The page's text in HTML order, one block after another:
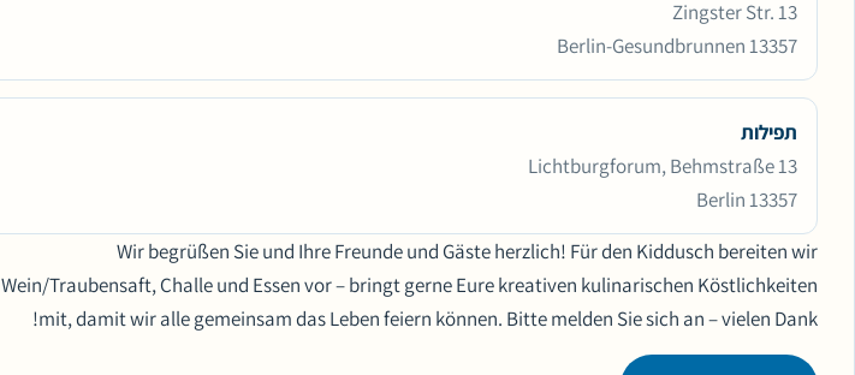
Zingster Str. 13
13357 Berlin-Gesundbrunnen
תפילות
Lichtburgforum, Behmstraße 13
13357 Berlin
Wir begrüßen Sie und Ihre Freunde und Gäste herzlich! Für den Kiddusch bereiten wir
Wein/Traubensaft, Challe und Essen vor – bringt gerne Eure kreativen kulinarischen Köstlichkeiten
mit, damit wir alle gemeinsam das Leben feiern können. Bitte melden Sie sich an – vielen Dank!